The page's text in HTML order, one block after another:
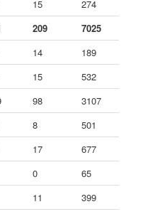
15 274
209 7025
14 189
15 532
98 3107
8 501
17 677
0 65
11 399